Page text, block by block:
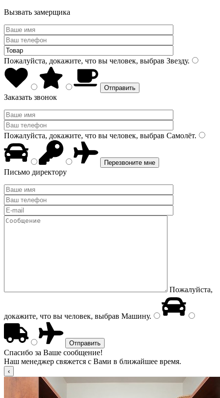
Вызвать замерщика
Пожалуйста, докажите, что вы человек, выбрав Звезду.
Заказать звонок
Пожалуйста, докажите, что вы человек, выбрав Самолёт.
Письмо директору
Пожалуйста,
докажите, что вы человек, выбрав Машину.
Спасибо за Ваше сообщение!
Наш менеджер свяжется с Вами в ближайшее время.